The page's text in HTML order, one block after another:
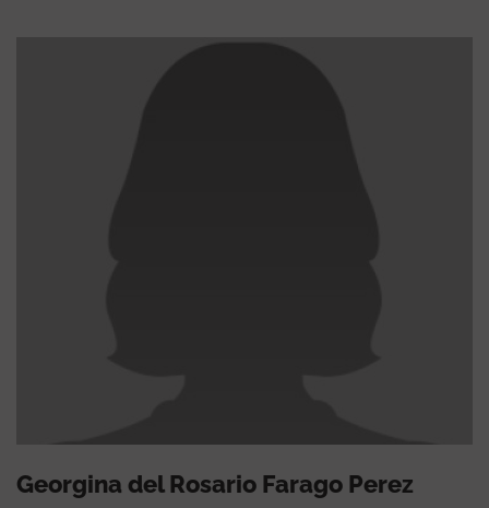
Georgina del Rosario Farago Perez